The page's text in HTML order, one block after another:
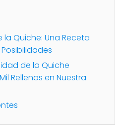
la Quiche: Una Receta
de la Quiche
Rellenos en Nuestra